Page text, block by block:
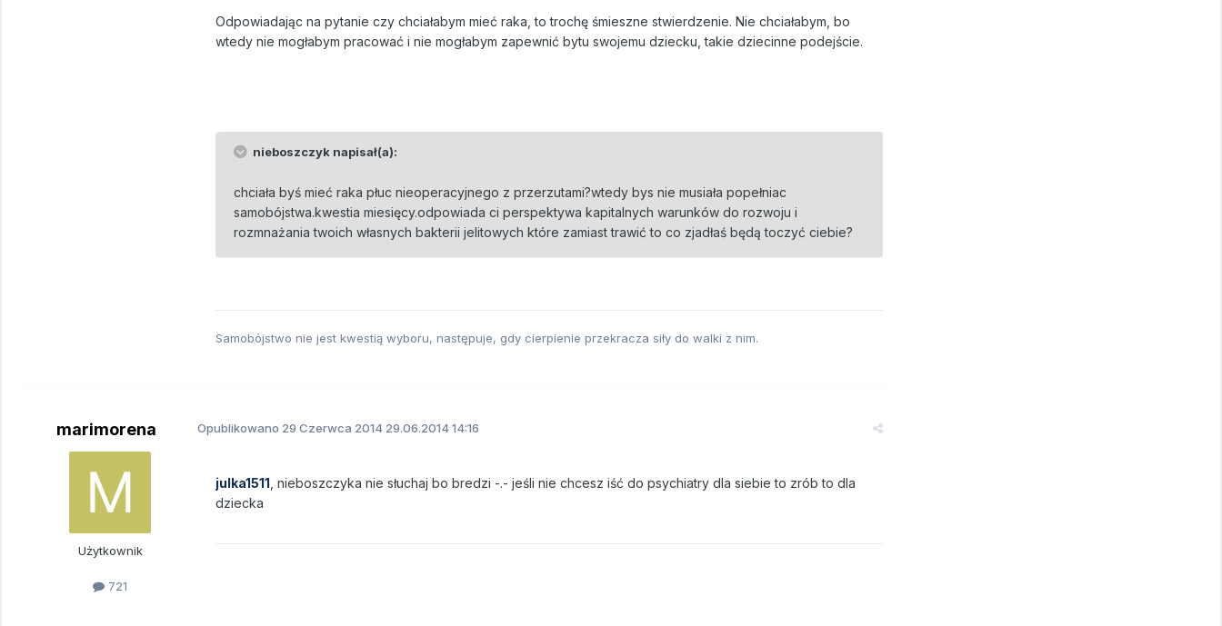
Odpowiadając na pytanie czy chciałabym mieć raka, to trochę śmieszne stwierdzenie. Nie chciałabym, bo
wtedy nie mogłabym pracować i nie mogłabym zapewnić bytu swojemu dziecku, takie dziecinne podejście.
nieboszczyk napisał(a):
chciała byś mieć raka płuc nieoperacyjnego z przerzutami?wtedy bys nie musiała popełniac
samobójstwa.kwestia miesięcy.odpowiada ci perspektywa kapitalnych warunków do rozwoju i
rozmnażania twoich własnych bakterii jelitowych które zamiast trawić to co zjadłaś będą toczyć ciebie?
Samobójstwo nie jest kwestią wyboru, następuje, gdy cierpienie przekracza siły do walki z nim.
marimorena
Użytkownik
721
Opublikowano 29 Czerwca 2014 29.06.2014 14:16
julka1511 , nieboszczyka nie słuchaj bo bredzi -.- jeśli nie chcesz iść do psychiatry dla siebie to zrób to dla
dziecka